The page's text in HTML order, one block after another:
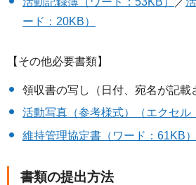
ード：20KB）
【その他必要書類】
領収書の写し（日付、宛名が記載
活動写真（参考様式）（エクセル
維持管理協定書（ワード：61KB）
書類の提出方法